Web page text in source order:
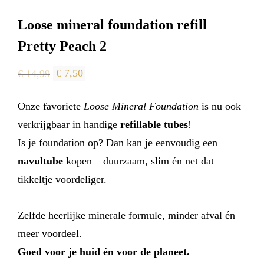
Loose mineral foundation refill
Pretty Peach 2
€14,99 Oorspronkelijke
was:
€ 14,99.
€7,50
is:
€ 7,50.
Onze favoriete Loose Mineral Foundation is nu ook
verkrijgbaar in handige refillable tubes!
Is je foundation op? Dan kan je eenvoudig een
navul­tube kopen – duurzaam, slim én net dat
tikkeltje voordeliger.
Zelfde heerlijke minerale formule, minder afval én
meer voordeel.
Goed voor je huid én voor de planeet.